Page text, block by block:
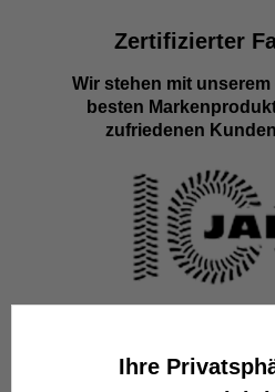
Zertifizierter
Wir stehen mit
besten
zufriedenen
Wir stehen seit über
Ihre